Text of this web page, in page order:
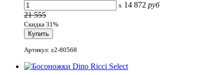
x 14 872 руб
21 555
Скидка 31%
Артикул: z2-80568